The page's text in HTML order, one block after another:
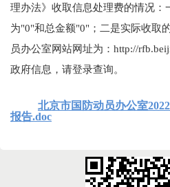
理办法》收取信息处理费的情况：
为"0"和总金额"0"；二是实际收取
员办公室网站网址为：http://
政府信息，请登录查询。
北京市国防动员办公室
报告.doc